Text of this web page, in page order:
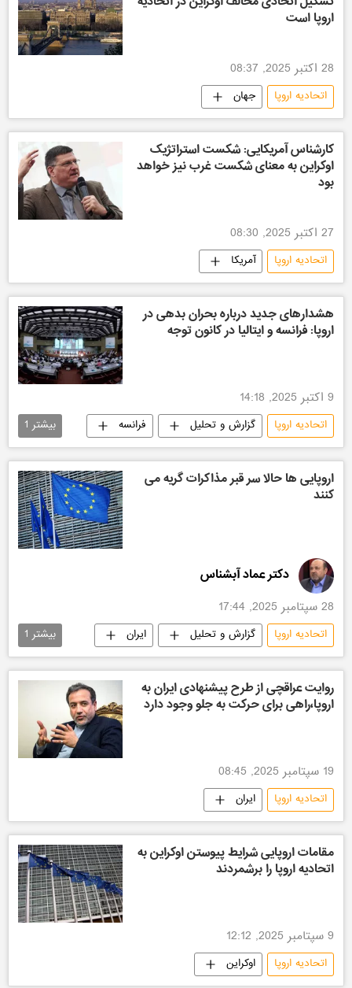
اروپا است
28 اکتبر 2025, 08:37
اتحادیه اروپا جهان
کارشناس آمریکایی: شکست استراتژیک
اوکراین به معنای شکست غرب نیز خواهد
بود
27 اکتبر 2025, 08:30
اتحادیه اروپا آمریکا
هشدارهای جدید درباره بحران بدهی در
اروپا: فرانسه و ایتالیا در کانون توجه
9 اکتبر 2025, 14:18
اتحادیه اروپا گزارش و تحلیل
فرانسه
اقتصادی
بیشتر 1
اروپایی ها حالا سر قبر مذاکرات گریه می
کنند
دکتر عماد آبشناس
28 سپتامبر 2025, 17:44
اتحادیه اروپا گزارش و تحلیل
ایران
سیاسی
بیشتر 1
روایت عراقچی از طرح پیشنهادی ایران به
اروپا،راهی برای حرکت به جلو وجود دارد
19 سپتامبر 2025, 08:45
اتحادیه اروپا ایران
مقامات اروپایی شرایط پیوستن اوکراین به
اتحادیه اروپا را برشمردند
9 سپتامبر 2025, 12:12
اتحادیه اروپا اوکراین